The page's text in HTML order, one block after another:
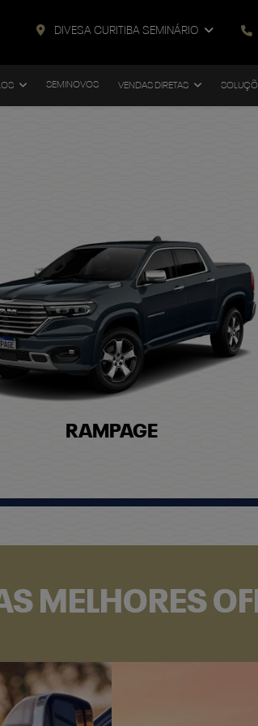
DIVESA CURITIBA SEMINÁRIO
SEMINOVOS VENDAS DIRETAS
RAMPAGE
MELHORES